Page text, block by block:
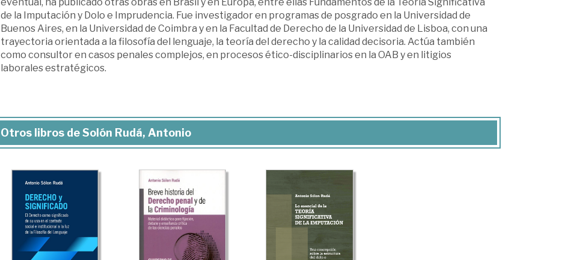
de la Imputación y Dolo e Imprudencia. Fue investigador en programas de posgrado en la Universidad de
Buenos Aires, en la Universidad de Coimbra y en la Facultad de Derecho de la Universidad de Lisboa, con una
trayectoria orientada a la filosofía del lenguaje, la teoría del derecho y la calidad decisoria. Actúa también
como consultor en casos penales complejos, en procesos ético-disciplinarios en la OAB y en litigios
laborales estratégicos.
Otros libros de Solón Rudá, Antonio